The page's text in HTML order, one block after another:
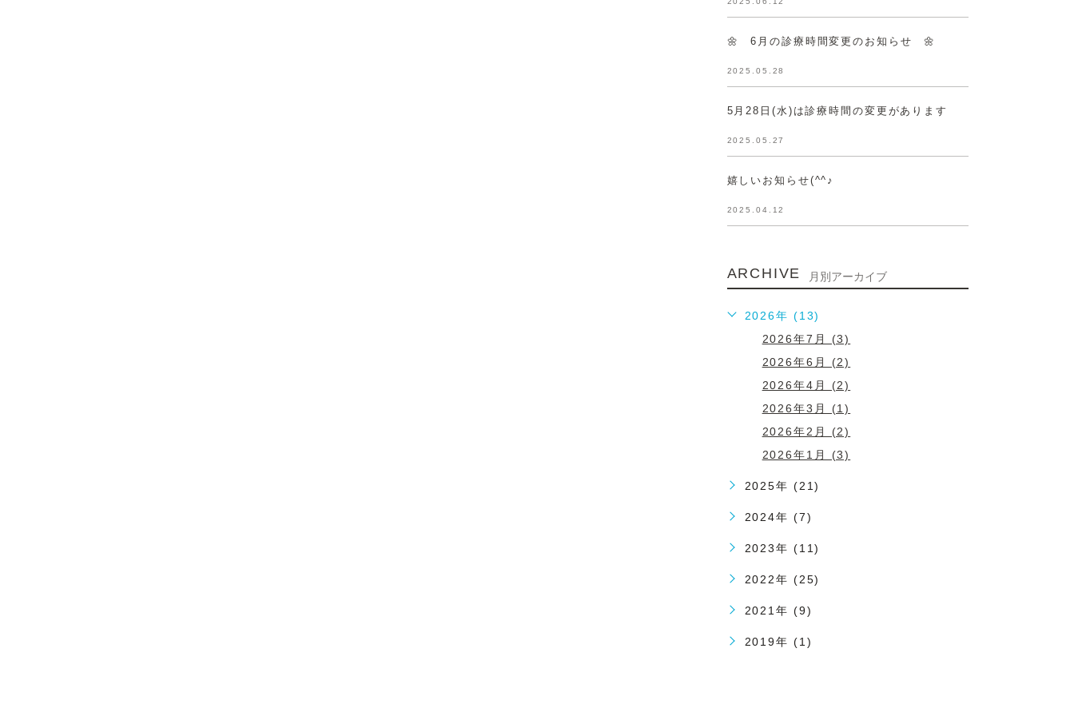
🌼 6月の診療時間変更のお知らせ 🌼
2025.05.28
5月28日(水)は診療時間の変更があります
2025.05.27
嬉しいお知らせ(^^♪
2025.04.12
ARCHIVE 月別アーカイブ
2026年 (13)
2026年7月 (3)
2026年6月 (2)
2026年4月 (2)
2026年3月 (1)
2026年2月 (2)
2026年1月 (3)
2025年 (21)
2024年 (7)
2023年 (11)
2022年 (25)
2021年 (9)
2019年 (1)